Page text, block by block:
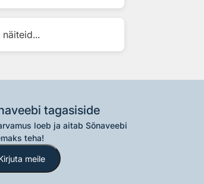
tagasiside
loeb ja aitab Sõnaveebi
teha!
meile